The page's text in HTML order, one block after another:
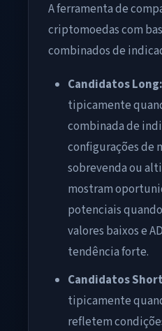
A ferramenta de
criptomoedas com
combinados de
Candidatos Long:
tipicamente
combinada de
configurações de
sobrevenda ou
mostram
potenciais
valores baixos e
tendência forte.
Candidatos
tipicamente
refletem